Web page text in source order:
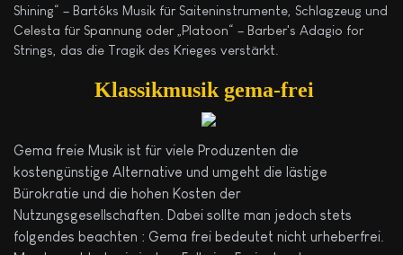
Shining“ – Bartóks Musik für Saiteninstrumente, Schlagzeug und
Celesta für Spannung oder „Platoon“ – Barber's Adagio for
Strings, das die Tragik des Krieges verstärkt.
Klassikmusik gema-frei
Gema freie Musik ist für viele Produzenten die
kostengünstige Alternative und umgeht die lästige
Bürokratie und die hohen Kosten der
Nutzungsgesellschaften. Dabei sollte man jedoch stets
folgendes beachten : Gema frei bedeutet nicht urheberfrei.